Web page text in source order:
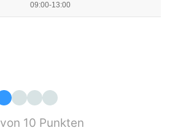
09:00-13:00
von 10 Punkten